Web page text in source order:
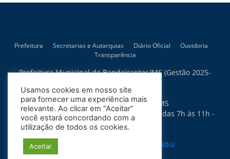
Prefeitura Secretarias e Autarquias Diário Oficial
Ouvidoria
Transparência
Prefeitura Municipal de Bandeirantes/MS (Gestão 2025-
Rua Artur Bernardes, 300
79.430-015 - Bandeirantes - MS
Horário de Atendimento: Segunda a Sexta das 7h às 11h -
13h às 17h
Soma Mídia
Usamos cookies em nosso site
para fornecer uma experiência mais
relevante. Ao clicar em “Aceitar”
você estará concordando com a
utilização de todos os cookies.
Aceitar